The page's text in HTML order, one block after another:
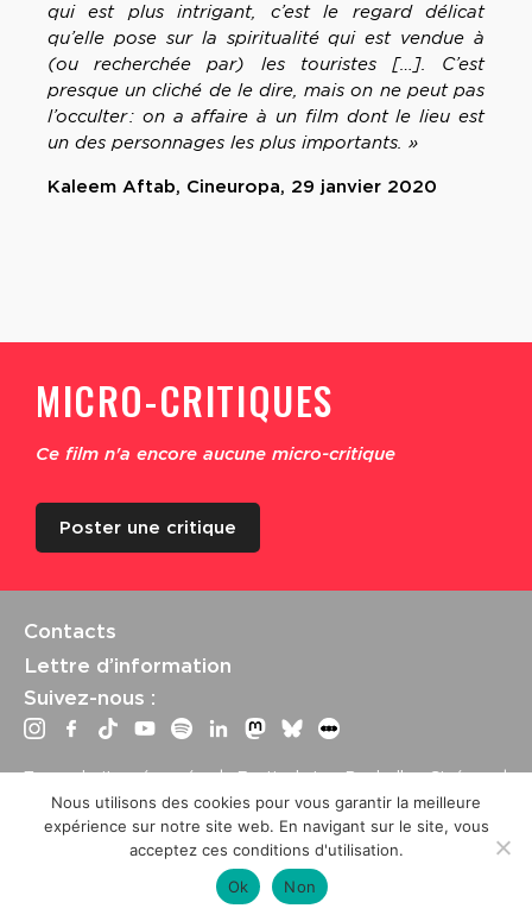
qui est plus intrigant, c’est le regard délicat
qu’elle pose sur la spiritualité qui est vendue à
(ou recherchée par) les touristes […]. C’est
presque un cliché de le dire, mais on ne peut pas
l’occulter : on a affaire à un film dont le lieu est
un des personnages les plus importants. »
Kaleem Aftab, Cineuropa, 29 janvier 2020
MICRO-CRITIQUES
Ce film n'a encore aucune micro-critique
Poster une critique
Contacts
Lettre d’information
Suivez-nous :
Tous droits réservés | Festival La Rochelle Cinéma |
International Film Festival – Mentions légales –Conditions
générales de vente
Crédits site : Marine Breton, design ;Etienne Delcambre,
développement et mise à jour
Nous utilisons des cookies pour vous garantir la meilleure
expérience sur notre site web. En navigant sur le site, vous
acceptez ces conditions d'utilisation.
Ok
Non